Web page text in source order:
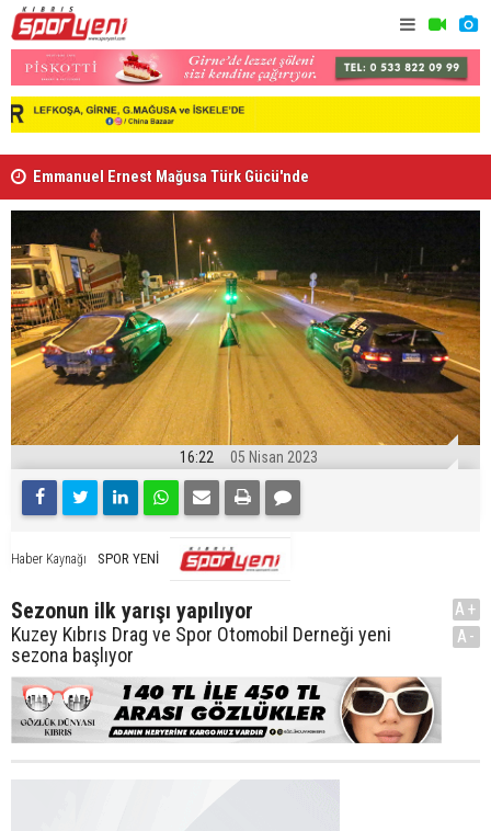
Emmanuel Ernest Mağusa Türk Gücü'nde
16:22 05 Nisan 2023
Haber Kaynağı SPOR YENİ
Sezonun ilk yarışı yapılıyor
Kuzey Kıbrıs Drag ve Spor Otomobil Derneği yeni
sezona başlıyor
A+
A-